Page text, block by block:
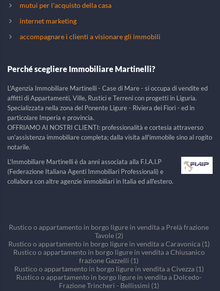
mutui per l'acquisto della casa
internet marketing
accompagnare i clienti a visionare gli immobili
Perché scegliere Immobiliare Martinelli?
L'Agenzia Immobiliare Martinelli - Case di Mare - si occupa di vendite ed
affitti di Appartamenti, Ville, Rustici e Terreni con progetti in Liguria.
Specializzata nella zona del Ponente Ligure - Riviera dei Fiori - ed in
particolare Imperia e provincia.
OFFRIAMO AI NOSTRI CLIENTI: professionalità e cortesia attraverso
un'assistenza immobiliare completa; dalla visita all'immobile sino al rogito
notarile.
L'Immobiliare Martinelli è da anni associata alla F.I.A.I.P
(Federazione Italiana Agenti Immobiliari Professionali) e
collabora con altre agenzie immobiliari in Italia ed all'estero.
Rustico o appartamento in borgo ligure in vendita a Prelà frazione
Tavole (2)
Rustico o appartamento in borgo ligure in vendita a Caravonica (1)
Rustico o appartamento in borgo ligure in vendita a Chiusanico
frazione Gazzelli (1)
Rustico o appartamento in borgo ligure in vendita a Civezza (1)
Rustico o appartamento in borgo ligure in vendita a Dolcedo-
Frazione Trincheri - Bellissimi (1)